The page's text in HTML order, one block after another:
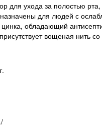
для ухода за полостью
для людей с
обладающий
вощеная нить